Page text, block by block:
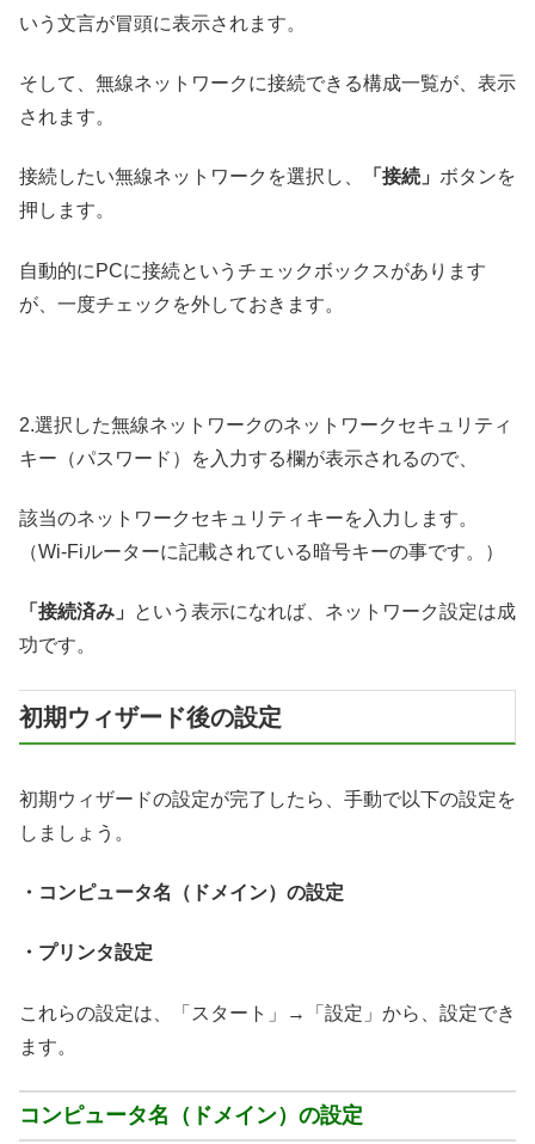
いう文言が冒頭に表示されます。
そして、無線ネットワークに接続できる構成一覧が、表示
されます。
接続したい無線ネットワークを選択し、 「接続」 ボタンを
押します。
自動的にPCに接続というチェックボックスがあります
が、一度チェックを外しておきます。
2.選択した無線ネットワークのネットワークセキュリティ
キー（パスワード）を入力する欄が表示されるので、
該当のネットワークセキュリティキーを入力します。
（Wi-Fiルーターに記載されている暗号キーの事です。）
「接続済み」
という表示になれば、ネットワーク設定は成
功です。
初期ウィザード後の設定
初期ウィザードの設定が完了したら、手動で以下の設定を
しましょう。
・コンピュータ名（ドメイン）の設定
・プリンタ設定
これらの設定は、「スタート」→「設定」から、設定でき
ます。
コンピュータ名（ドメイン）の設定